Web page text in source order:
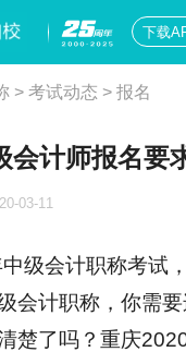
下载
> 考试动态 > 报名
会计师报名要
03-11
中级会计职称考试
会计职称，你需
楚了吗？重庆